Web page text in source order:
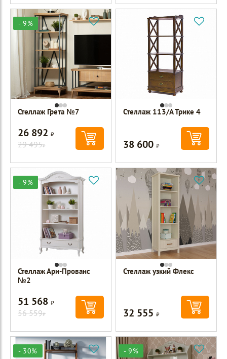
- 9%
Стеллаж Грета №7
26 892Р
29 495Р
Стеллаж 113/А Трике 4
38 600Р
- 9%
Стеллаж Ари-Прованс
№2
51 568Р
56 559Р
Стеллаж узкий Флекс
32 555Р
- 30% - 9%